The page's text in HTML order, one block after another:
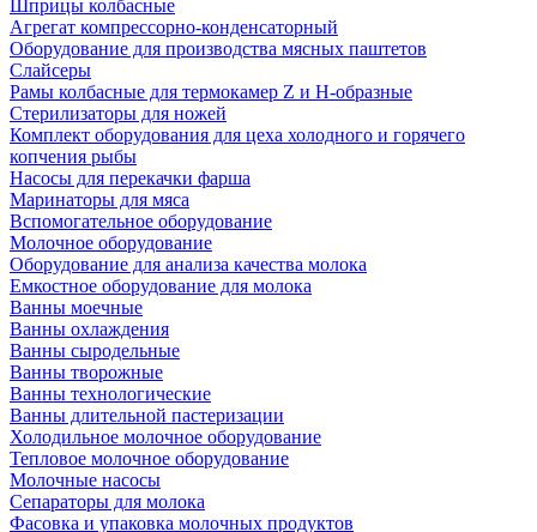
Шприцы колбасные
Агрегат компрессорно-конденсаторный
Оборудование для производства мясных паштетов
Слайсеры
Рамы колбасные для термокамер Z и H-образные
Стерилизаторы для ножей
Комплект оборудования для цеха холодного и горячего
копчения рыбы
Насосы для перекачки фарша
Маринаторы для мяса
Вспомогательное оборудование
Молочное оборудование
Оборудование для анализа качества молока
Емкостное оборудование для молока
Ванны моечные
Ванны охлаждения
Ванны сыродельные
Ванны творожные
Ванны технологические
Ванны длительной пастеризации
Холодильное молочное оборудование
Тепловое молочное оборудование
Молочные насосы
Сепараторы для молока
Фасовка и упаковка молочных продуктов